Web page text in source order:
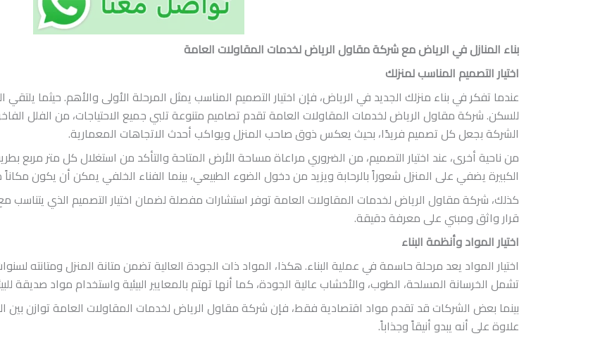
بناء المنازل في الرياض مع شركة مقاول الرياض لخدمات المقاولات العامة
اختيار التصميم المناسب لمنزلك
عندما تفكر في بناء منزلك الجديد في الرياض، فإن اختيار التصميم المناسب يمثل المرحلة الأولى والأهم. حيثما يلتقي
للسكن. شركة مقاول الرياض لخدمات المقاولات العامة تقدم تصاميم متنوعة تلبي جميع الاحتياجات، من الفلل
الشركة بجعل كل تصميم فريدًا، بحيث يعكس ذوق صاحب المنزل ويواكب أحدث الاتجاهات المعمارية.
من ناحية أخرى، عند اختيار التصميم، من الضروري مراعاة مساحة الأرض المتاحة والتأكد من استغلال كل متر مربع
الكبيرة يضفي على المنزل شعوراً بالرحابة ويزيد من دخول الضوء الطبيعي، بينما الفناء الخلفي يمكن أن يكون مكاناً
كذلك، شركة مقاول الرياض لخدمات المقاولات العامة توفر استشارات مفصلة لضمان اختيار التصميم الذي يتناسب مع
قرار واثق ومبني على معرفة دقيقة.
اختيار المواد وأنظمة البناء
اختيار المواد يعد مرحلة حاسمة في عملية البناء. هكذا، المواد ذات الجودة العالية تضمن متانة المنزل ومتانته
تشمل الخرسانة المسلحة، الطوب، والأخشاب عالية الجودة، كما أنها تهتم بالمعايير البيئية واستخدام مواد صديقة
بينما بعض الشركات قد تقدم مواد اقتصادية فقط، فإن شركة مقاول الرياض لخدمات المقاولات العامة توازن
علاوة على أنه يبدو أنيقاً وجذاباً.